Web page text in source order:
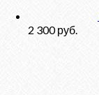
2 300руб.